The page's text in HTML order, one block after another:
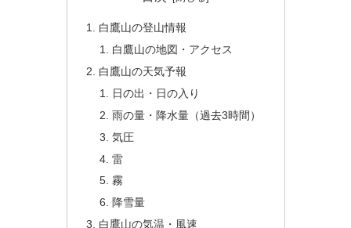
白鷹山の登山情報
白鷹山の地図・アクセス
白鷹山の天気予報
日の出・日の入り
雨の量・降水量（過去3時間）
気圧
雷
霧
降雪量
白鷹山の気温・風速